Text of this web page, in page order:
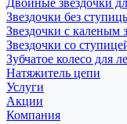
Двойные звездочки
Звездочки без
Звездочки с каленым
Звездочки со
Зубчатое колесо для
Натяжитель цепи
Услуги
Акции
Компания